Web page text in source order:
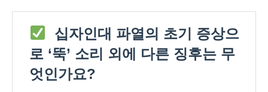
십자인대 파열의 초기 증상으
로 ‘뚝’ 소리 외에 다른 징후는 무
엇인가요?